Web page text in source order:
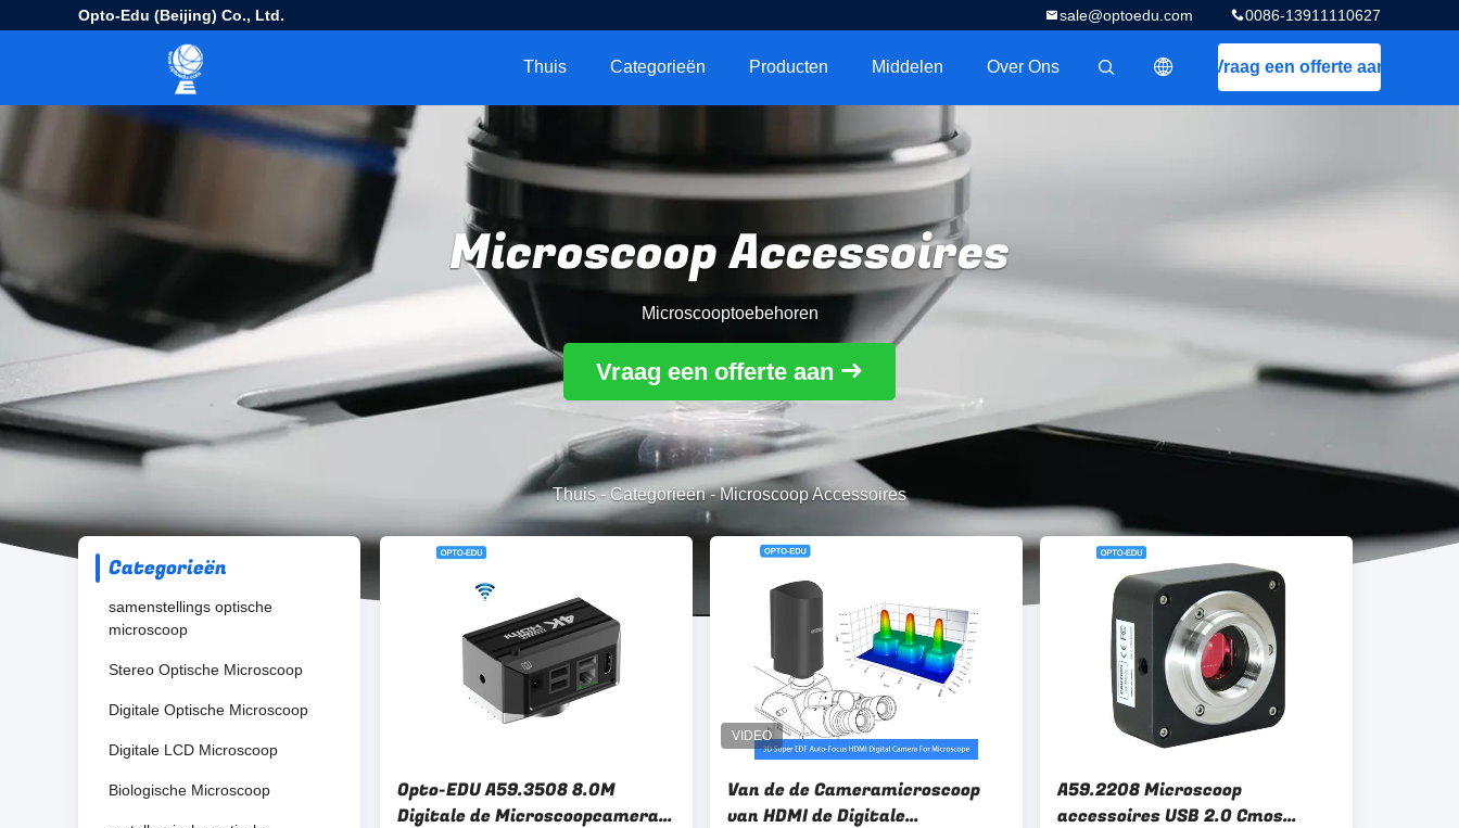
Opto-Edu (Beijing) Co., Ltd. 0086-13911110627
sale@optoedu.com
Vraag een offerte aan
Thuis Categorieën Producten Middelen Over Ons
Microscoop Accessoires
Microscooptoebehoren
Vraag een offerte aan
Thuis-Categorieën-Microscoop Accessoires
Categorieën
samenstellings optische
microscoop
Stereo Optische Microscoop
Digitale Optische Microscoop
Digitale LCD Microscoop
Biologische Microscoop
Opto-EDU A59.3508 8.0M
Digitale de Microscoopcamera
Van de de Cameramicroscoop
van HDMI de Digitale
A59.2208 Microscoop
accessoires USB 2.0 Cmos